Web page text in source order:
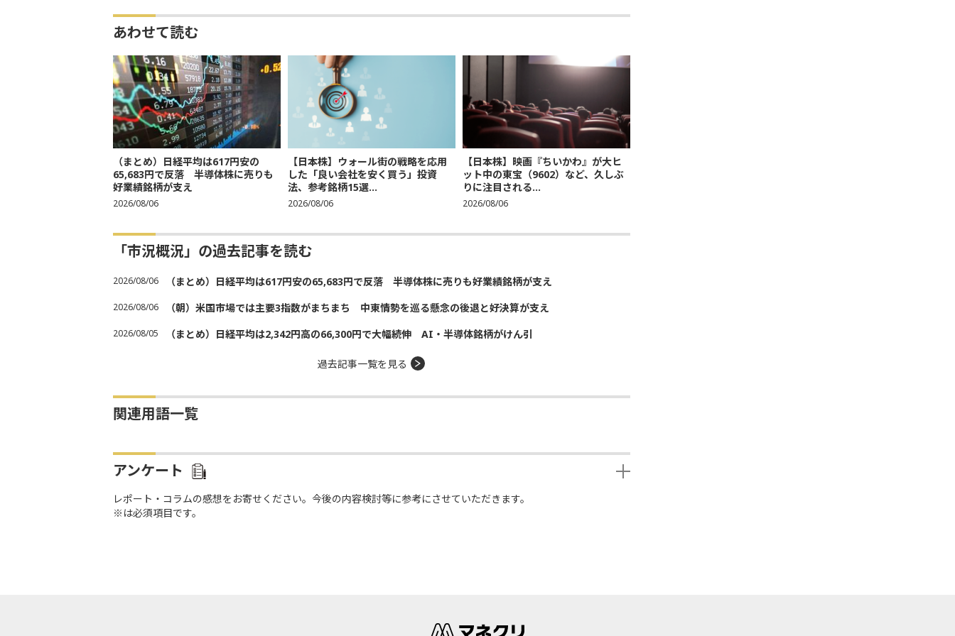
あわせて読む
（まとめ）日経平均は617円安の
65,683円で反落 半導体株に売りも
好業績銘柄が支え
2026/08/06
【日本株】ウォール街の戦略を応用
した「良い会社を安く買う」投資
法、参考銘柄15選...
2026/08/06
【日本株】映画『ちいかわ』が大ヒ
ット中の東宝（9602）など、久しぶ
りに注目される...
2026/08/06
「市況概況」の過去記事を読む
2026/08/06 （まとめ）日経平均は617円安の65,683円で反落 半導体株に売りも好業績銘柄が支え
2026/08/06 （朝）米国市場では主要3指数がまちまち 中東情勢を巡る懸念の後退と好決算が支え
2026/08/05 （まとめ）日経平均は2,342円高の66,300円で大幅続伸 AI・半導体銘柄がけん引
過去記事一覧を見る
関連用語一覧
アンケート
レポート・コラムの感想をお寄せください。今後の内容検討等に参考にさせていただきます。
※は必須項目です。